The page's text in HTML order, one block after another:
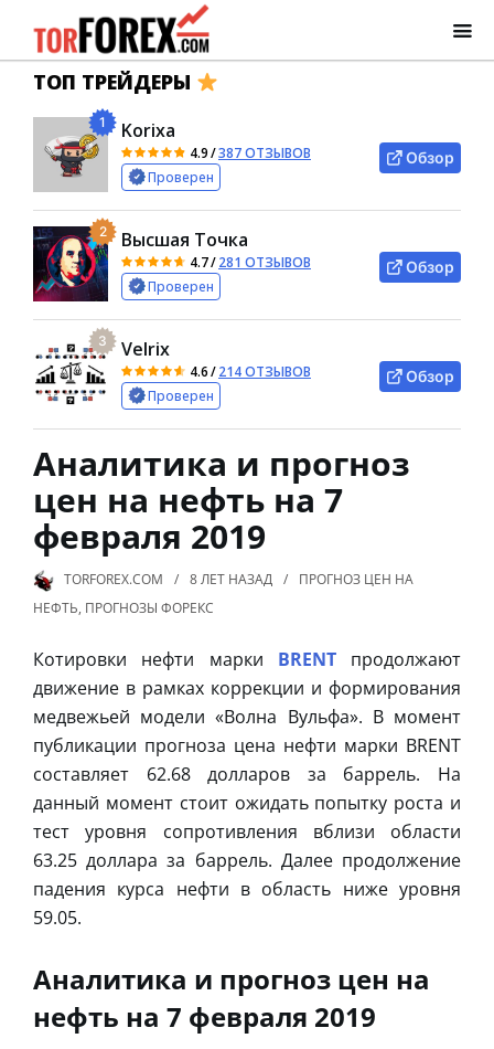
ТОП ТРЕЙДЕРЫ
1 Korixa
4.9/387 ОТЗЫВОВ
Проверен
Обзор
2 Высшая Точка
4.7/281 ОТЗЫВОВ
Проверен
Обзор
3 Velrix
4.6/214 ОТЗЫВОВ
Проверен
Обзор
Аналитика и прогноз
цен на нефть на 7
февраля 2019
TORFOREX.COM 8 ЛЕТ НАЗАД
ПРОГНОЗ ЦЕН НА
НЕФТЬ, ПРОГНОЗЫ ФОРЕКС
Котировки нефти марки BRENTпродолжают
движение в рамках коррекции и формирования
медвежьей модели «Волна Вульфа». В момент
публикации прогноза цена нефти марки BRENT
составляет 62.68 долларов за баррель. На
данный момент стоит ожидать попытку роста и
тест уровня сопротивления вблизи области
63.25 доллара за баррель. Далее продолжение
падения курса нефти в область ниже уровня
59.05.
Аналитика и прогноз цен на
нефть на 7 февраля 2019